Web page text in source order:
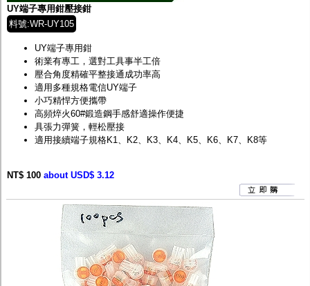
UY端子專用鉗壓接鉗
料號:WR-UY105
UY端子專用鉗
術業有專工，選對工具事半工倍
壓合角度精確平整接通成功率高
適用多種規格電信UY端子
小巧精悍方便攜帶
高頻焠火60#鍛造鋼手感舒適操作便捷
具張力彈簧，輕松壓接
適用接續端子規格K1、K2、K3、K4、K5、K6、K7、K8等
NT$ 100 about USD$ 3.12